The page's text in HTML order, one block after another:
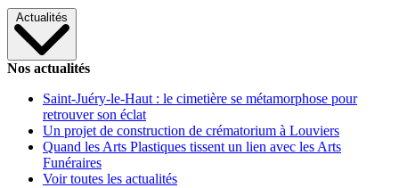
Actualités
Nos actualités
Saint-Juéry-le-Haut : le cimetière se métamorphose pour
retrouver son éclat
Un projet de construction de crématorium à Louviers
Quand les Arts Plastiques tissent un lien avec les Arts
Funéraires
Voir toutes les actualités